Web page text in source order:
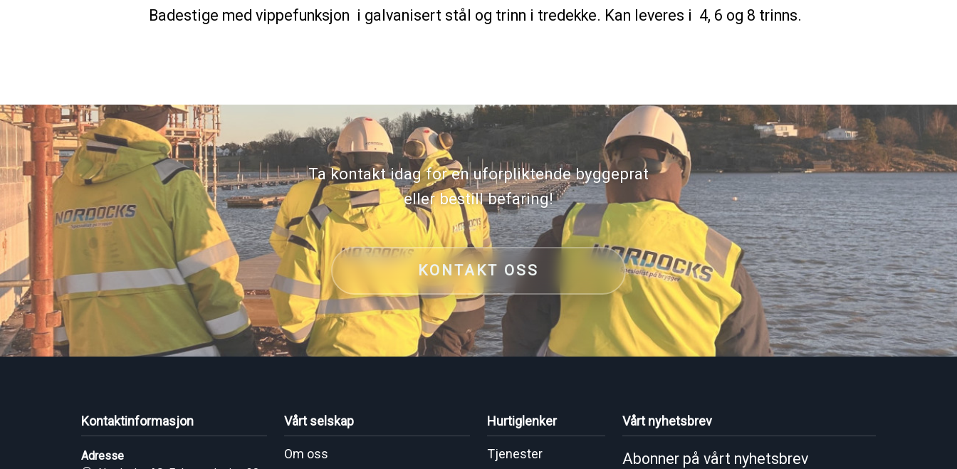
Badestige med vippefunksjon i galvanisert stål og trinn i tredekke. Kan leveres i 4, 6 og 8 trinns.
Ta kontakt idag for en uforpliktende byggeprat
eller bestill befaring!
KONTAKT OSS
Kontaktinformasjon
Adresse
Vårt selskap
Om oss
Hurtiglenker
Tjenester
Vårt nyhetsbrev
Abonner på vårt nyhetsbrev